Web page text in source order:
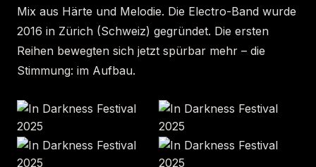
Mix aus Härte und Melodie. Die Electro-Band wurde
2016 in Zürich (Schweiz) gegründet. Die ersten
Reihen bewegten sich jetzt spürbar mehr – die
Stimmung: im Aufbau.